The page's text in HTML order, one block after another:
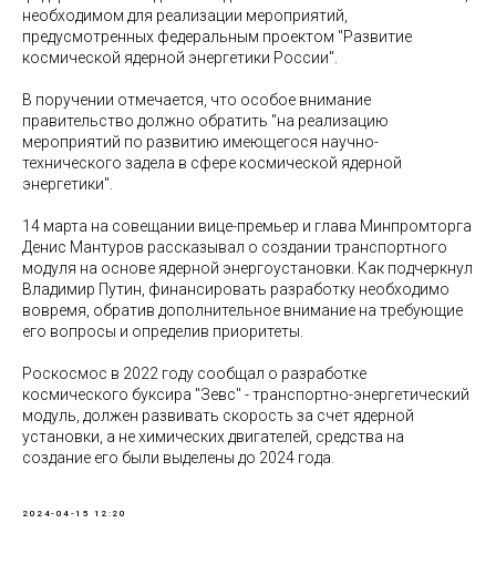
необходимом для реализации мероприятий,
предусмотренных федеральным проектом "Развитие
космической ядерной энергетики России".
В поручении отмечается, что особое внимание
правительство должно обратить "на реализацию
мероприятий по развитию имеющегося научно-
технического задела в сфере космической ядерной
энергетики".
14 марта на совещании вице-премьер и глава Минпромторга
Денис Мантуров рассказывал о создании транспортного
модуля на основе ядерной энергоустановки. Как подчеркнул
Владимир Путин, финансировать разработку необходимо
вовремя, обратив дополнительное внимание на требующие
его вопросы и определив приоритеты.
Роскосмос в 2022 году сообщал о разработке
космического буксира "Зевс" - транспортно-энергетический
модуль, должен развивать скорость за счет ядерной
установки, а не химических двигателей, средства на
создание его были выделены до 2024 года.
2024-04-15 12:20